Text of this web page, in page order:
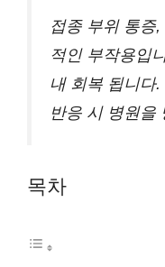
접종 부위 통증
적인 부작용입
내 회복 됩니다
반응 시 병원을
목차